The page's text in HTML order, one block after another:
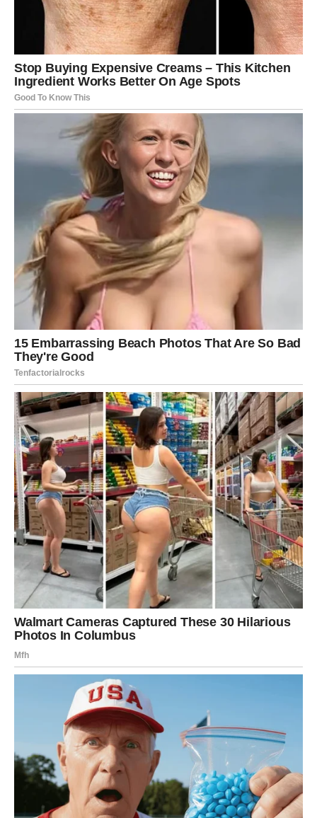
Subota:
Subota te tera da se opustiš, ali ti si navikao/la da držiš
sve pod kontrolom. Vikend ipak donosi emociju. Ako si u
vezi, partneru treba tvoja toplina, ne tvoja disciplina.
Slobodni Jarčevi mogu upoznati osobu kroz posao,
ciljeve, zajedničke ambicije – neko ko te vidi ozbiljno.
Nedelja:
Nedelja je odlična za planiranje i donošenje odluka.
Možeš dobiti važnu vest ili ideju koja te vodi ka boljoj
stabilnosti.
Novac:
Stabilno, ali ne rasipaj.
Savet vikenda:Ne moraš sve da nosiš sam/a. Pusti
nekog da bude uz tebe.
VODOLIJA
Subota:
Subota donosi iznenađenja. Poruka, poziv, susret. Nešto
što ti promeni raspoloženje. U ljubavi – moguće je da se
neko približi na način koji te zatekne.
Ako si u vezi, vikend traži iskrenost i više prisutnosti –
manje bežanja u svoj svet.
Nedelja:
Nedelja donosi introspekciju: shvataš šta ti prija, a šta te
troši. Idealno za razgovor, ali bez hladnoće.
Novac:Oprez sa online kupovinom i „sitnicama“ koje se
nagomilaju.
Savet vikenda:
Ne moraš da glumiš ravnodušnost da bi
bio zaštićen/a.
RIBE
Subota:
Subota donosi pojačanu intuiciju i romantičnu energiju.
Ako si u vezi, vikend može biti veoma nežan – ali samo
ako kažeš šta ti treba.
Slobodne Ribe mogu doživeti susret koji deluje sudbinski